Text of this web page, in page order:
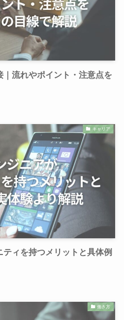
流れやポイント・注意点を
キャリア
ティを持つメリットと具体例
働き方